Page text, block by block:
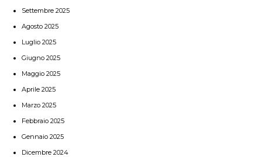
Settembre 2025
Agosto 2025
Luglio 2025
Giugno 2025
Maggio 2025
Aprile 2025
Marzo 2025
Febbraio 2025
Gennaio 2025
Dicembre 2024